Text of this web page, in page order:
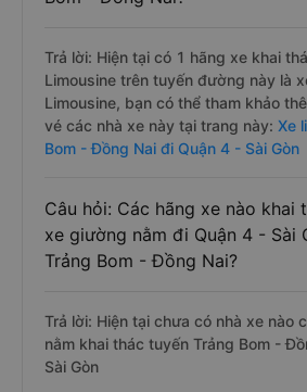
Trả lời: Hiện tại có 1 hãng xe khai
Limousine trên tuyến đường này là
Limousine, bạn có thể tham khảo
vé các nhà xe này tại trang này: Xe
Bom - Đồng Nai đi Quận 4 - Sài Gòn
Câu hỏi: Các hãng xe nào khai
xe giường nằm đi Quận 4 - Sài
Trảng Bom - Đồng Nai?
Trả lời: Hiện tại chưa có nhà xe nào
nằm khai thác tuyến Trảng Bom -
Sài Gòn